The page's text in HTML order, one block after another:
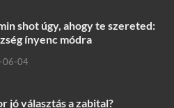
shot úgy, ahogy te szereted:
ínyenc módra
06-04
jó választás a zabital?